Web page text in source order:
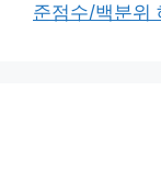
준점수/백분위